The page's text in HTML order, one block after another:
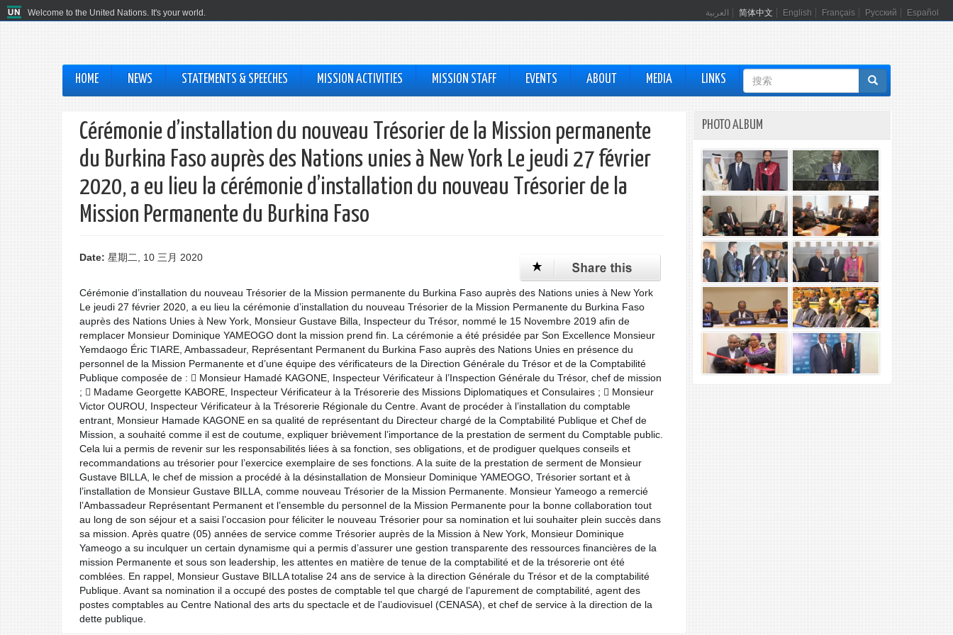
Welcome to the United Nations. It's your world. العربية 简体中文 English Français Русский Español
HOME NEWS STATEMENTS & SPEECHES MISSION ACTIVITIES MISSION STAFF EVENTS ABOUT MEDIA LINKS
搜
索
表
单
Cérémonie d’installation du nouveau Trésorier de la Mission permanente
du Burkina Faso auprès des Nations unies à New York Le jeudi 27 février
2020, a eu lieu la cérémonie d’installation du nouveau Trésorier de la
Mission Permanente du Burkina Faso
Date: 星期二, 10 三月 2020
Cérémonie d’installation du nouveau Trésorier de la Mission permanente du Burkina Faso auprès des Nations unies à New York
Le jeudi 27 février 2020, a eu lieu la cérémonie d’installation du nouveau Trésorier de la Mission Permanente du Burkina Faso
auprès des Nations Unies à New York, Monsieur Gustave Billa, Inspecteur du Trésor, nommé le 15 Novembre 2019 afin de
remplacer Monsieur Dominique YAMEOGO dont la mission prend fin. La cérémonie a été présidée par Son Excellence Monsieur
Yemdaogo Éric TIARE, Ambassadeur, Représentant Permanent du Burkina Faso auprès des Nations Unies en présence du
personnel de la Mission Permanente et d’une équipe des vérificateurs de la Direction Générale du Trésor et de la Comptabilité
Publique composée de :  Monsieur Hamadé KAGONE, Inspecteur Vérificateur à l’Inspection Générale du Trésor, chef de mission
;  Madame Georgette KABORE, Inspecteur Vérificateur à la Trésorerie des Missions Diplomatiques et Consulaires ;  Monsieur
Victor OUROU, Inspecteur Vérificateur à la Trésorerie Régionale du Centre. Avant de procéder à l’installation du comptable
entrant, Monsieur Hamade KAGONE en sa qualité de représentant du Directeur chargé de la Comptabilité Publique et Chef de
Mission, a souhaité comme il est de coutume, expliquer brièvement l’importance de la prestation de serment du Comptable public.
Cela lui a permis de revenir sur les responsabilités liées à sa fonction, ses obligations, et de prodiguer quelques conseils et
recommandations au trésorier pour l’exercice exemplaire de ses fonctions. A la suite de la prestation de serment de Monsieur
Gustave BILLA, le chef de mission a procédé à la désinstallation de Monsieur Dominique YAMEOGO, Trésorier sortant et à
l’installation de Monsieur Gustave BILLA, comme nouveau Trésorier de la Mission Permanente. Monsieur Yameogo a remercié
l’Ambassadeur Représentant Permanent et l’ensemble du personnel de la Mission Permanente pour la bonne collaboration tout
au long de son séjour et a saisi l’occasion pour féliciter le nouveau Trésorier pour sa nomination et lui souhaiter plein succès dans
sa mission. Après quatre (05) années de service comme Trésorier auprès de la Mission à New York, Monsieur Dominique
Yameogo a su inculquer un certain dynamisme qui a permis d’assurer une gestion transparente des ressources financières de la
mission Permanente et sous son leadership, les attentes en matière de tenue de la comptabilité et de la trésorerie ont été
comblées. En rappel, Monsieur Gustave BILLA totalise 24 ans de service à la direction Générale du Trésor et de la comptabilité
Publique. Avant sa nomination il a occupé des postes de comptable tel que chargé de l’apurement de comptabilité, agent des
postes comptables au Centre National des arts du spectacle et de l’audiovisuel (CENASA), et chef de service à la direction de la
dette publique.
PHOTO ALBUM